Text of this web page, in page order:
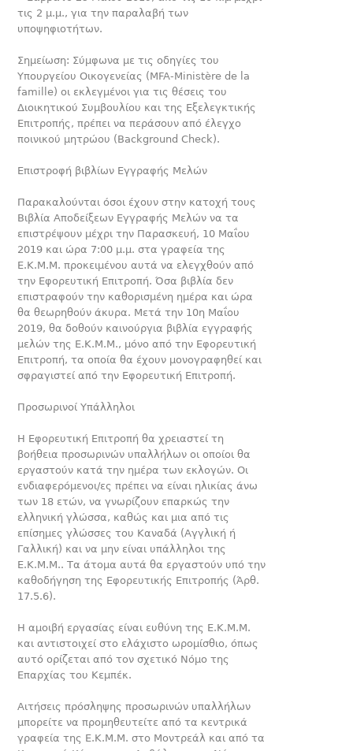
τις 2 μ.μ., για την παραλαβή των
υποψηφιοτήτων.
Σημείωση: Σύμφωνα με τις οδηγίες του
Υπουργείου Οικογενεί­ας (MFA-Ministère de la
famille) οι εκλεγμένοι για τις θέσεις του
Διοικητικού Συμβουλίου και της Εξελεγκτικής
Επιτροπής, πρέ­πει να περάσουν από έλεγχο
ποινικού μητρώου (Background Check).
Επιστροφή βιβλίων Εγγραφής Μελών
Παρακαλούνται όσοι έχουν στην κατοχή τους
Βιβλία Αποδείξε­ων Εγγραφής Μελών να τα
επιστρέψουν μέχρι την Παρασκευή, 10 Μαΐου
2019 και ώρα 7:00 μ.μ. στα γραφεία της
Ε.Κ.Μ.Μ. προκειμένου αυτά να ελεγχθούν από
την Εφορευτική Επιτρο­πή. Όσα βιβλία δεν
επιστραφούν την καθορισμένη ημέρα και ώρα
θα θεωρηθούν άκυρα. Μετά την 10η Μαΐου
2019, θα δο­θούν καινούργια βιβλία εγγραφής
μελών της Ε.Κ.Μ.Μ., μόνο από την Εφορευτική
Επιτροπή, τα οποία θα έχουν μονογραφη­θεί και
σφραγιστεί από την Εφορευτική Επιτροπή.
Προσωρινοί Υπάλληλοι
Η Εφορευτική Επιτροπή θα χρειαστεί τη
βοήθεια προσωρινών υπαλλήλων οι οποίοι θα
εργαστούν κατά την ημέρα των εκλο­γών. Οι
ενδιαφερόμενοι/ες πρέπει να είναι ηλικίας άνω
των 18 ετών, να γνωρίζουν επαρκώς την
ελληνική γλώσσα, καθώς και μια από τις
επίσημες γλώσσες του Καναδά (Αγγλική ή
Γαλλική) και να μην είναι υπάλληλοι της
Ε.Κ.Μ.Μ.. Τα άτομα αυτά θα εργαστούν υπό την
καθοδήγηση της Εφορευτικής Επιτροπής (Άρθ.
17.5.6).
Η αμοιβή εργασίας είναι ευθύνη της Ε.Κ.Μ.Μ.
και αντιστοιχεί στο ελάχιστο ωρομίσθιο, όπως
αυτό ορίζεται από τον σχετικό Νόμο της
Επαρχίας του Κεμπέκ.
Αιτήσεις πρόσληψης προσωρινών υπαλλήλων
μπορείτε να προμηθευτείτε από τα κεντρικά
γραφεία της Ε.Κ.Μ.Μ. στο Μο­ντρεάλ και από τα